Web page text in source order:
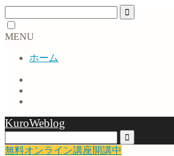
MENU
ホーム
KuroWeblog
無料オンライン講座開講中